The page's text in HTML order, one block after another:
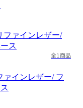
全1商品
ァインレザー/ フ